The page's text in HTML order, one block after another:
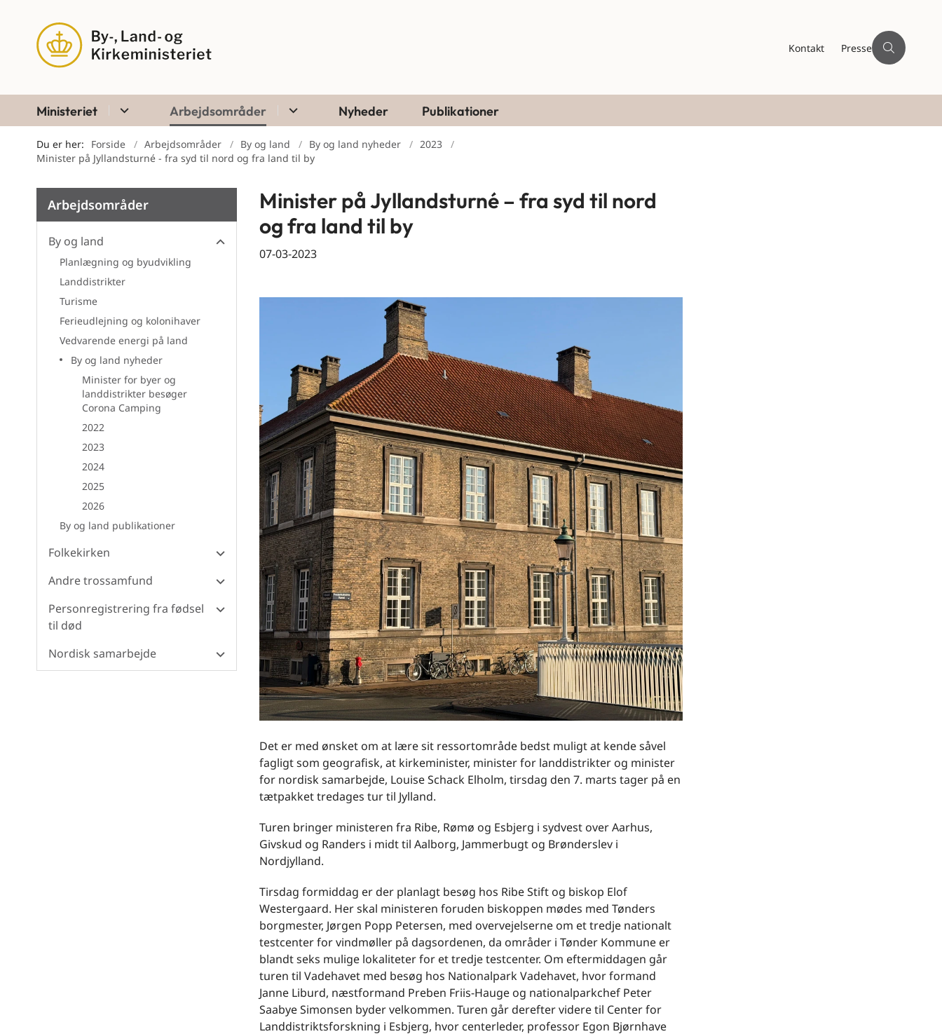
Kontakt Presse
Ministeriet Arbejdsområder Nyheder Publikationer
Du er her: Forside Arbejdsområder By og land By og land nyheder
2023
Minister på Jyllandsturné - fra syd til nord og fra land til by
Arbejdsområder
By og land
Planlægning og byudvikling
Landdistrikter
Turisme
Ferieudlejning og kolonihaver
Vedvarende energi på land
By og land nyheder
Minister for byer og
landdistrikter besøger
Corona Camping
2022
2023
2024
2025
2026
By og land publikationer
Folkekirken
Andre trossamfund
Personregistrering fra fødsel
til død
Nordisk samarbejde
Minister på Jyllandsturné – fra syd til nord
og fra land til by
07-03-2023
Det er med ønsket om at lære sit ressortområde bedst muligt at kende såvel
fagligt som geografisk, at kirkeminister, minister for landdistrikter og minister
for nordisk samarbejde, Louise Schack Elholm, tirsdag den 7. marts tager på en
tætpakket tredages tur til Jylland.
Turen bringer ministeren fra Ribe, Rømø og Esbjerg i sydvest over Aarhus,
Givskud og Randers i midt til Aalborg, Jammerbugt og Brønderslev i
Nordjylland.
Tirsdag formiddag er der planlagt besøg hos Ribe Stift og biskop Elof
Westergaard. Her skal ministeren foruden biskoppen mødes med Tønders
borgmester, Jørgen Popp Petersen, med overvejelserne om et tredje nationalt
testcenter for vindmøller på dagsordenen, da områder i Tønder Kommune er
blandt seks mulige lokaliteter for et tredje testcenter. Om eftermiddagen går
turen til Vadehavet med besøg hos Nationalpark Vadehavet, hvor formand
Janne Liburd, næstformand Preben Friis-Hauge og nationalparkchef Peter
Saabye Simonsen byder velkommen. Turen går derefter videre til Center for
Landdistriktsforskning i Esbjerg, hvor centerleder, professor Egon Bjørnhave